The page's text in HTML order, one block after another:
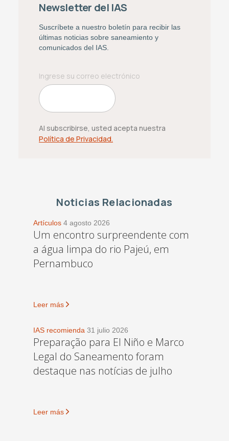
Newsletter del IAS
Suscríbete a nuestro boletín para recibir las
últimas noticias sobre saneamiento y
comunicados del IAS.
Al subscribirse, usted acepta nuestra
Política de Privacidad.
Noticias Relacionadas
Artículos 4 agosto 2026
Um encontro surpreendente com
a água limpa do rio Pajeú, em
Pernambuco
Leer más
IAS recomienda 31 julio 2026
Preparação para El Niño e Marco
Legal do Saneamento foram
destaque nas notícias de julho
Leer más